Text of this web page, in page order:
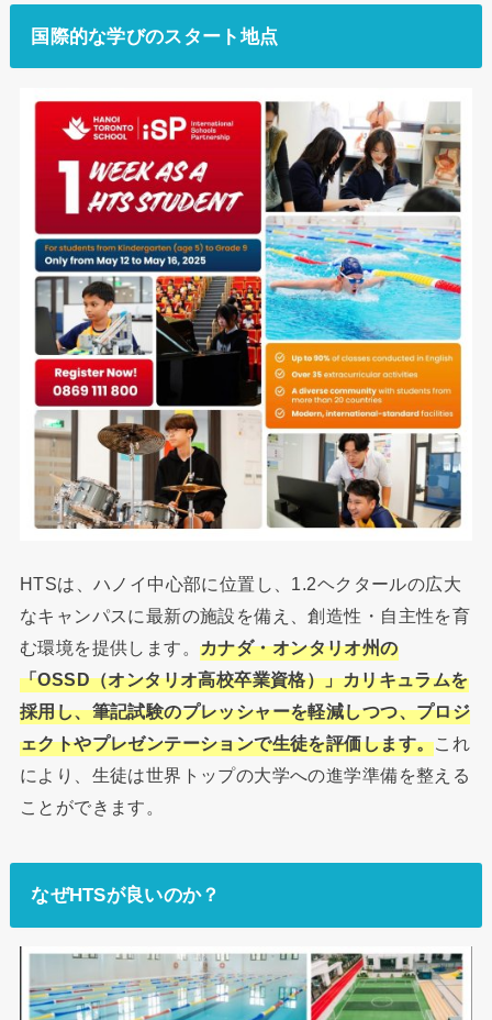
国際的な学びのスタート地点
HTSは、ハノイ中心部に位置し、1.2ヘクタールの広大
なキャンパスに最新の施設を備え、創造性・自主性を育
む環境を提供します。カナダ・オンタリオ州の
「OSSD（オンタリオ高校卒業資格）」カリキュラムを
採用し、筆記試験のプレッシャーを軽減しつつ、プロジ
ェクトやプレゼンテーションで生徒を評価します。これ
により、生徒は世界トップの大学への進学準備を整える
ことができます。
なぜHTSが良いのか？